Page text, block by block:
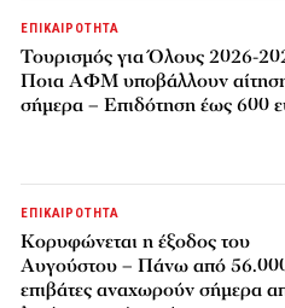
ΕΠΙΚΑΙΡΟΤΗΤΑ
Τουρισμός για Όλους 2026-
Ποια ΑΦΜ υποβάλλουν
σήμερα – Επιδότηση έως 600
ΕΠΙΚΑΙΡΟΤΗΤΑ
Κορυφώνεται η έξοδος του
Αυγούστου – Πάνω από
επιβάτες αναχωρούν σήμερα